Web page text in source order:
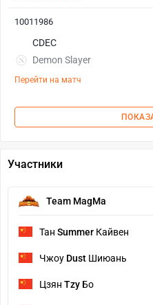
CDEC
Demon Slayer
Перейти на матч
10011986
Участники
Team MagMa
Тан Summer Кайвен
Чжоу Dust Шиюань
Цзян Tzy Бо